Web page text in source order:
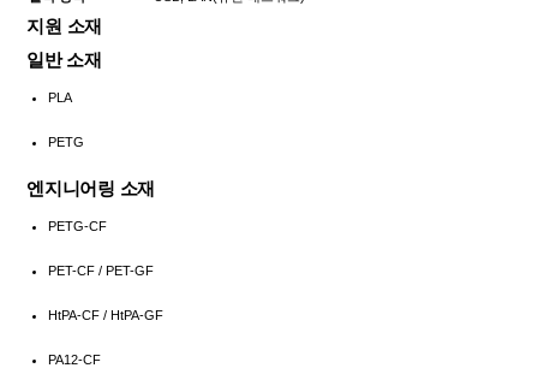
지원 소재
일반 소재
PLA
PETG
엔지니어링 소재
PETG-CF
PET-CF / PET-GF
HtPA-CF / HtPA-GF
PA12-CF